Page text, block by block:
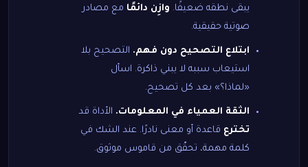
يبقى نطقه ضعيفًا. وازِن دائمًا مع مصادر
صوتية حقيقية.
ابتلاع التصحيح دون فهم. التصحيح بلا
استيعاب سببه لا يبني ذاكرة. اسأل
«لماذا؟» بعد كل تصحيح.
الثقة العمياء في المعلومات. الأداة قد
تخترع قاعدة أو معنى نادرًا. عند الشك في
كلمة مهمة، تحقّق من قاموس موثوق.